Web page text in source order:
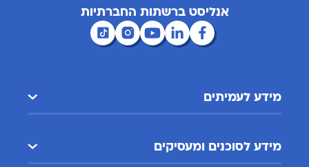
אנליסט ברשתות החברתיות
מידע לעמיתים
מידע לסוכנים ומעסיקים